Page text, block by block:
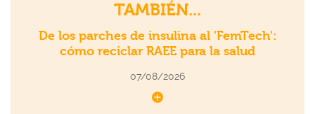
TAMBIÉN...
De los parches de insulina al 'FemTech':
cómo reciclar RAEE para la salud
07/08/2026